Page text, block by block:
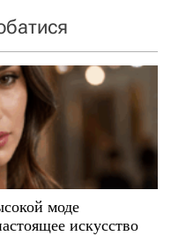
моде
искусство